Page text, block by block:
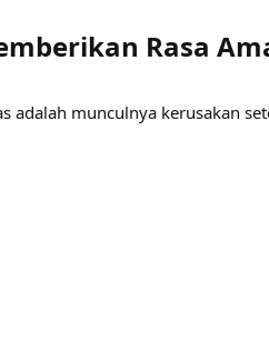
Rasa
adalah munculnya kerusakan